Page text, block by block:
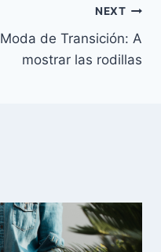
NEXT
Moda de Transición: A
mostrar las rodillas